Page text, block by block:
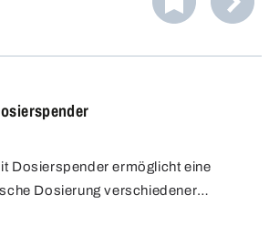
Dosierspender ermöglicht eine
Dosierung verschiedener